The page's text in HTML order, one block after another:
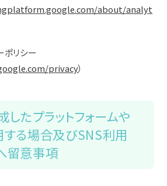
about/analyt
ポリシー
privacy）
たプラットフォームや
する場合及びSNS利用
留意事項